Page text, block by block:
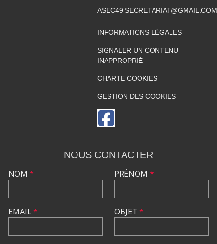
ASEC49.SECRETARIAT@GMAIL.COM
INFORMATIONS LÉGALES
SIGNALER UN CONTENU
INAPPROPRIÉ
CHARTE COOKIES
GESTION DES COOKIES
NOUS CONTACTER
NOM *
EMAIL*
PRÉNOM *
OBJET *